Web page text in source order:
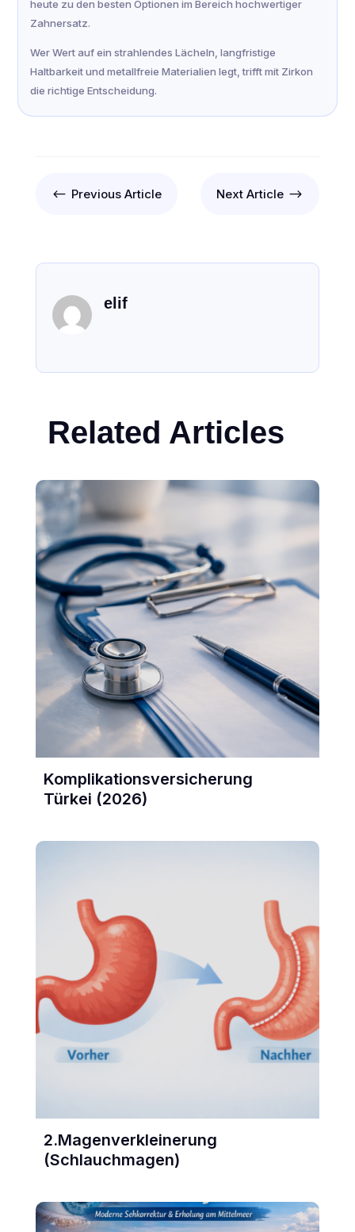
heute zu den besten Optionen im Bereich hochwertiger
Zahnersatz.
Wer Wert auf ein strahlendes Lächeln, langfristige
Haltbarkeit und metallfreie Materialien legt, trifft mit Zirkon
die richtige Entscheidung.
# Previous Article Next Article $
elif
Related Articles
Komplikationsversicherung
Türkei (2026)
2.Magenverkleinerung
(Schlauchmagen)